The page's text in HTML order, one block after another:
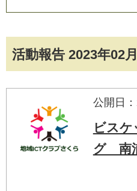
活動報告 2023年02月
公開日
ビス
グ 南